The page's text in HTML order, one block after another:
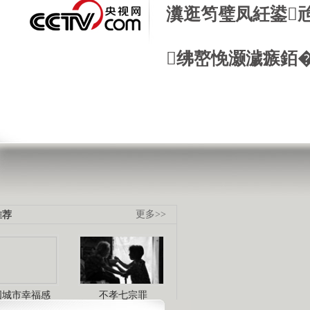
瀵逛笉璧凤紝鍙
绋嶅悗灏濊瘯銆
更多>>
荐
城市幸福感 不孝七宗罪